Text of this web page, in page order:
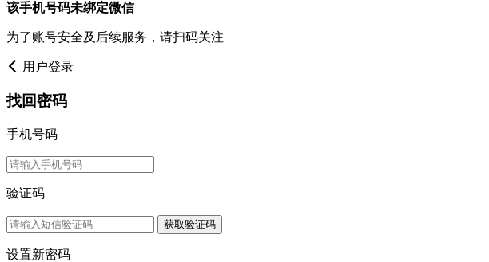
该手机号码未绑定微信
为了账号安全及后续服务，请扫码关注
用户登录
找回密码
手机号码
验证码
获取验证码
设置新密码